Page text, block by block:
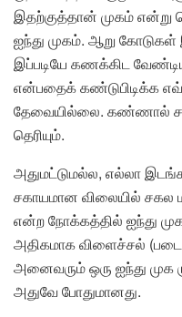
இதற்குத்தான் முகம் என்று
ஐந்து முகம். ஆறு கோடுகள்
இப்படியே கணக்கிட
என்பதைக் கண்டுபிடிக்க
தேவையில்லை. கண்ணால்
தெரியும்.
அதுமட்டுமல்ல, எல்லா
சகாயமான விலையில்
என்ற நோக்கத்தில் ஐந்து
அதிகமாக விளைச்சல்
அனைவரும் ஒரு ஐந்து முக
அதுவே போதுமானது.